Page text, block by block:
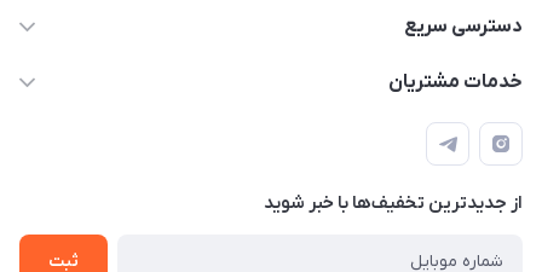
09933276933 واتس اپ و اینستاگرام - فقط
دسترسی سریع
حساب کاربری
لیست محصولات
درباره ما
خدمات مشتریان
قوانین و مقررات
حریم خصوصی
راهنما
از جدید‌ترین تخفیف‌ها با‌ خبر شوید
ثبت